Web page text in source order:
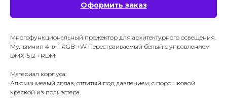
Оформить заказ
Многофункциональный прожектор для архитектурного освещения.
Мультичип 4-в-1 RGB +W Перестраиваемый белый с управлением
DMX-512 +RDM.
Материал корпуса:
Алюминиевый сплав, отлитый под давлением, с порошковой
краской из полиэстера.